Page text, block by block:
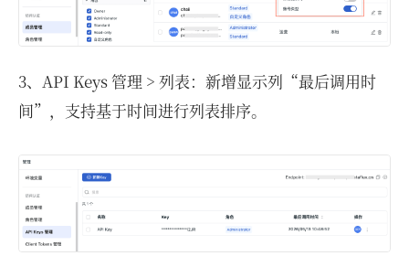
3、API Keys 管理 > 列表：新增显示列“最后调用时
间”，支持基于时间进行列表排序。